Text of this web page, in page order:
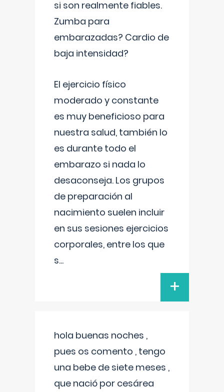
si son realmente fiables.
Zumba para
embarazadas? Cardio de
baja intensidad?
El ejercicio físico
moderado y constante
es muy beneficioso para
nuestra salud, también lo
es durante todo el
embarazo si nada lo
desaconseja. Los grupos
de preparación al
nacimiento suelen incluir
en sus sesiones ejercicios
corporales, entre los que
s...
+
hola buenas noches ,
pues os comento , tengo
una bebe de siete meses ,
que nació por cesárea